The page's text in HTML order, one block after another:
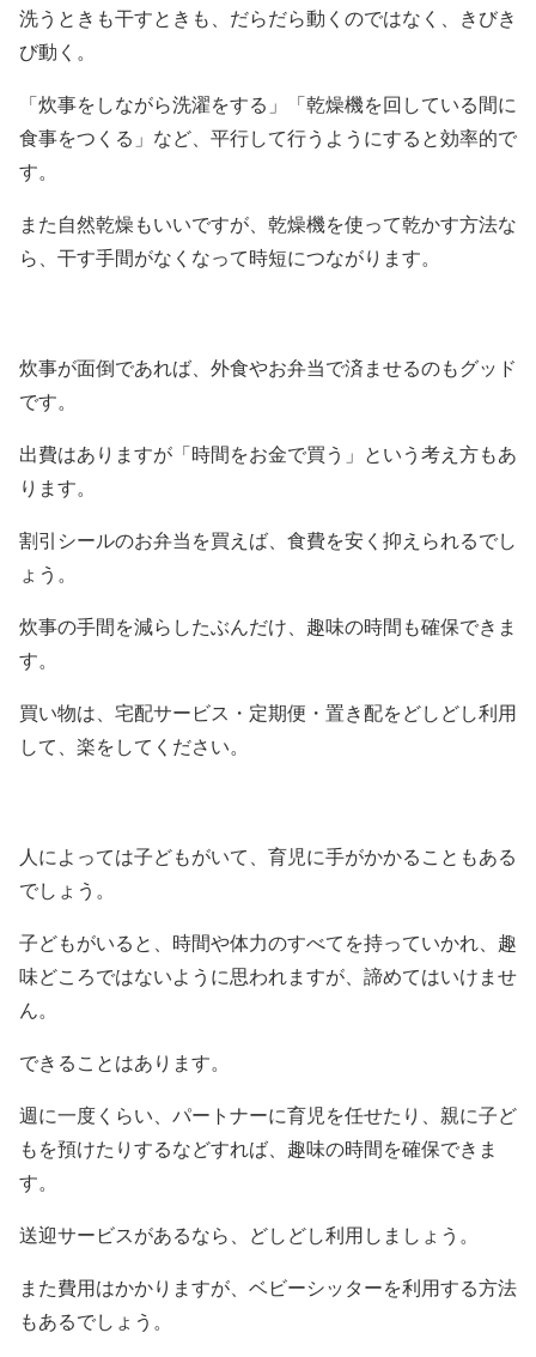
洗うときも干すときも、だらだら動くのではなく、きびき
び動く。
「炊事をしながら洗濯をする」「乾燥機を回している間に
食事をつくる」など、平行して行うようにすると効率的で
す。
また自然乾燥もいいですが、乾燥機を使って乾かす方法な
ら、干す手間がなくなって時短につながります。
炊事が面倒であれば、外食やお弁当で済ませるのもグッド
です。
出費はありますが「時間をお金で買う」という考え方もあ
ります。
割引シールのお弁当を買えば、食費を安く抑えられるでし
ょう。
炊事の手間を減らしたぶんだけ、趣味の時間も確保できま
す。
買い物は、宅配サービス・定期便・置き配をどしどし利用
して、楽をしてください。
人によっては子どもがいて、育児に手がかかることもある
でしょう。
子どもがいると、時間や体力のすべてを持っていかれ、趣
味どころではないように思われますが、諦めてはいけませ
ん。
できることはあります。
週に一度くらい、パートナーに育児を任せたり、親に子ど
もを預けたりするなどすれば、趣味の時間を確保できま
す。
送迎サービスがあるなら、どしどし利用しましょう。
また費用はかかりますが、ベビーシッターを利用する方法
もあるでしょう。